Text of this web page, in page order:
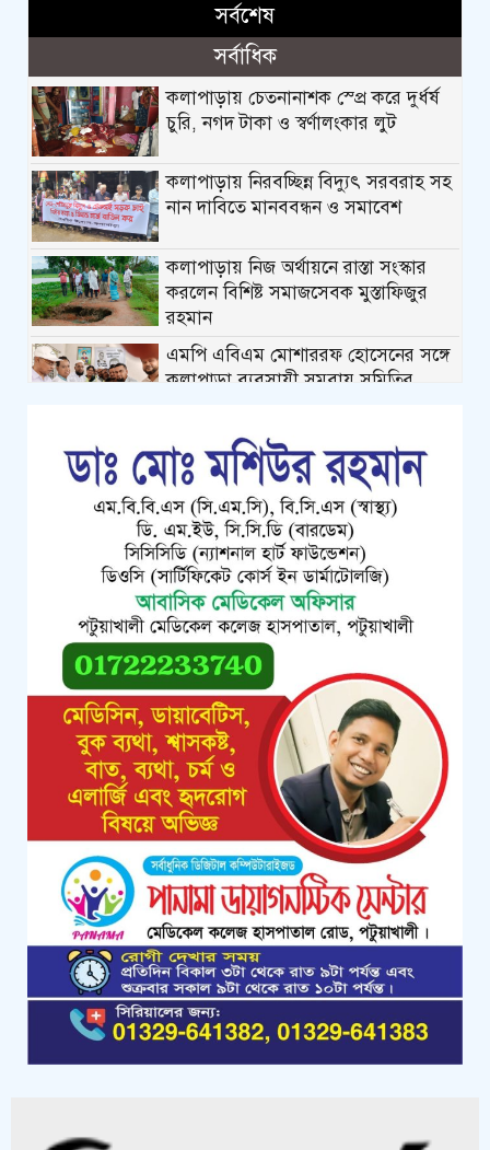
সর্বশেষ
সর্বাধিক
কলাপাড়ায় চেতনানাশক স্প্রে করে দুর্ধর্ষ
চুরি, নগদ টাকা ও স্বর্ণালংকার লুট
কলাপাড়ায় নিরবচ্ছিন্ন বিদ্যুৎ সরবরাহ সহ
নান দাবিতে মানববন্ধন ও সমাবেশ
কলাপাড়ায় নিজ অর্থায়নে রাস্তা সংস্কার
করলেন বিশিষ্ট সমাজসেবক মুস্তাফিজুর
রহমান
এমপি এবিএম মোশাররফ হোসেনের সঙ্গে
কলাপাড়া ব্যবসায়ী সমবায় সমিতির
কলাপাড়ায় গৃহহীন,প্রতিবন্ধী, দুস্থ ও দরিদ্র
মেধাবী শিক্ষার্থীরা পেল নগদ অর্থ
সহায়তার চেক
পটুয়াখালীতে পতিতালয় থেকে যুবকের
মরদেহ উদ্ধার
কলাপাড়ায় বিএনপি সভাপতির বিরুদ্ধে
মিথ্যা, বানোয়াট সংবাদের তীব্র প্রতিবাদ
জানিয়েছে বিএনপি
কলাপাড়ায় পাটাতন ভেঙ্গে পড়া সেই
মসজিদের সংস্কার কাজ শুরু
কলাপাড়ায় মুদি ব্যাবসায়ীর ওপর সন্ত্রাসী
হামলা, গুরুতর অবস্থায় বরিশালে রেফার
কলাপাড়ায় জমি নিয়ে হয়রানির অভিযোগে
সংবাদ সম্মেলন